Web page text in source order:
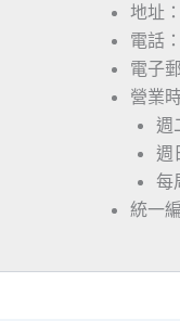
地址
電話
電子
營業
週
週
每
統一